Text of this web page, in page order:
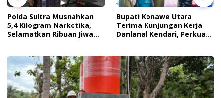
Polda Sultra Musnahkan
5,4 Kilogram Narkotika,
Selamatkan Ribuan Jiwa
Bupati Konawe Utara
Terima Kunjungan Kerja
Danlanal Kendari, Perkuat